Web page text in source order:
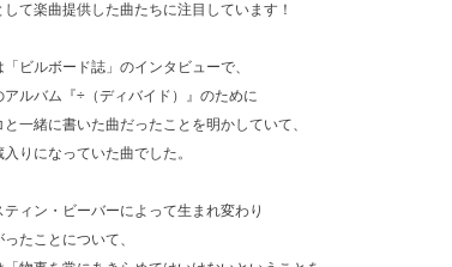
て楽曲提供した曲たちに注目しています！
ビルボード誌」のインタビューで、
アルバム『÷（ディバイド）』のために
一緒に書いた曲だったことを明かしていて、
りになっていた曲でした。
ィン・ビーバーによって生まれ変わり
たことについて、